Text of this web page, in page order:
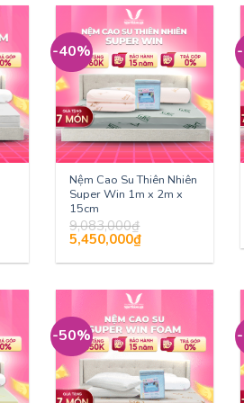
-40%
Nệm Cao Su Thiên Nhiên
Super Win 1m x 2m x
15cm
9,083,000₫
Giá
gốc
là:
5,450,000₫Giá
tại
-50%